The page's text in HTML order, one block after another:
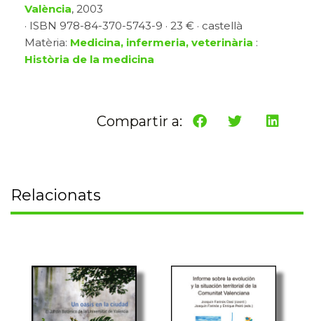
València, 2003
· ISBN 978-84-370-5743-9 · 23 € · castellà
Matèria: Medicina, infermeria, veterinària :
Història de la medicina
Compartir a:
Relacionats